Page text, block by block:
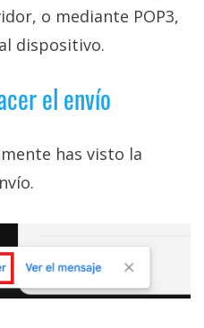
o mediante POP3,
dispositivo.
el envío
has visto la